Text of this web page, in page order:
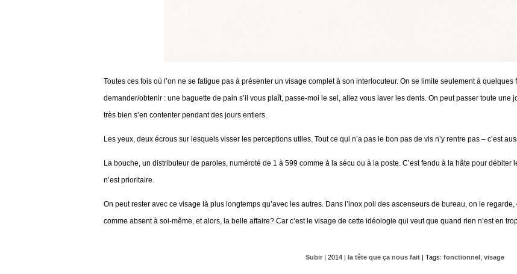
Toutes ces fois où l’on ne se fatigue pas à présenter un visage complet à son interlocuteur. On se limite seulement à
demander/obtenir : une baguette de pain s’il vous plaît, passe-moi le sel, allez vous laver les dents. On peut passer toute une
très bien s’en contenter pendant des jours entiers.
Les yeux, deux écrous sur lesquels visser les perceptions utiles. Tout ce qui n’a pas le bon pas de vis n’y rentre pas – c’est
La bouche, un distributeur de paroles, numéroté de 1 à 599 comme à la sécu ou à la poste. C’est fendu à la hâte pour débiter
n’est prioritaire.
On peut rester avec ce visage là plus longtemps qu’avec les autres. Dans l’inox poli des ascenseurs de bureau, on le regarde,
comme absent à soi-même, et alors, la belle affaire? Car c’est le visage de cette idéologie qui veut que quand rien n’est en
Subir | 2014 | la tête que ça nous fait | Tags: fonctionnel visage